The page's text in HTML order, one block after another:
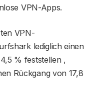
VPN-Apps.
VPN-
lediglich einen
% feststellen ,
Rückgang von 17,8